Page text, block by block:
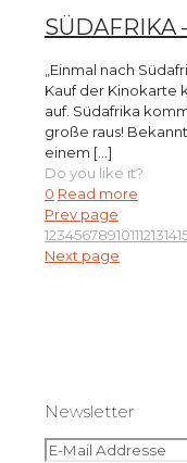
SÜDAFRIKA
„Einmal nach
Kauf der Kinokarte
auf. Südafrika
große raus!
einem […]
Do you like it?
0 Read more
Prev page
1234567891011121314
Next page
Newsletter